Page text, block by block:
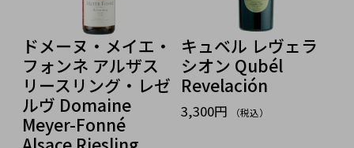
ドメーヌ・メイエ・
フォンネ アルザス
リースリング・レゼ
ルヴ Domaine
Meyer-Fonné
キュベル レヴェラ
シオン Qubél
Revelación
3,300円 （税込）